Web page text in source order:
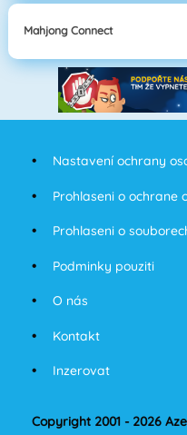
Mahjong Connect
Nastavení ochrany
Prohlaseni o ochrane
Prohlaseni o
Podminky pouziti
O nás
Kontakt
Inzerovat
Copyright 2001 - 2026